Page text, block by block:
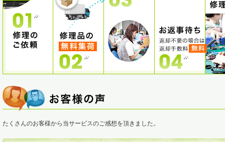
たくさんのお客様から当サービスのご感想を頂きました。